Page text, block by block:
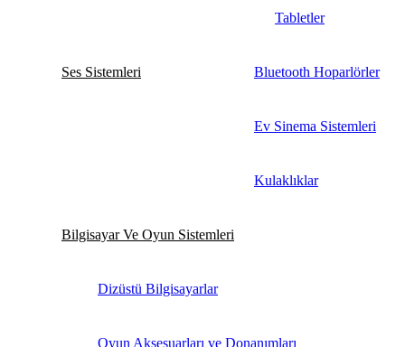
Tabletler
Ses Sistemleri Bluetooth Hoparlörler
Ev Sinema Sistemleri
Kulaklıklar
Bilgisayar Ve Oyun Sistemleri
Dizüstü Bilgisayarlar
Oyun Aksesuarları ve Donanımları